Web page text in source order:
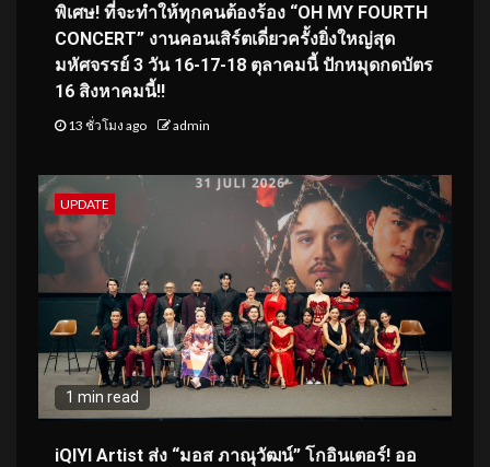
พิเศษ! ที่จะทำให้ทุกคนต้องร้อง “OH MY FOURTH
CONCERT” งานคอนเสิร์ตเดี่ยวครั้งยิ่งใหญ่สุด
มหัศจรรย์ 3 วัน 16-17-18 ตุลาคมนี้ ปักหมุดกดบัตร
16 สิงหาคมนี้!!
13 ชั่วโมง ago admin
UPDATE
1 min read
iQIYI Artist ส่ง “มอส ภาณุวัฒน์” โกอินเตอร์! ออ